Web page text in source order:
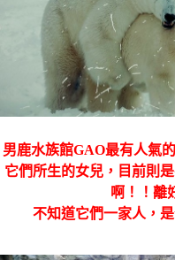
男鹿水族館GAO最有人氣
它們所生的女兒，目前則
啊！！離
不知道它們一家人，